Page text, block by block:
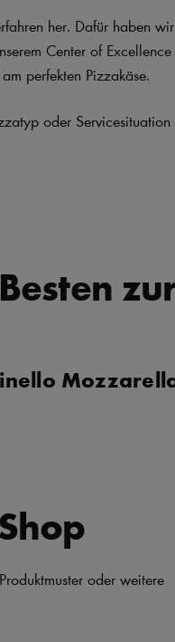
her. Dafür haben wir
Center of Excellence
perfekten Pizzakäse.
oder Servicesituation
oder weitere